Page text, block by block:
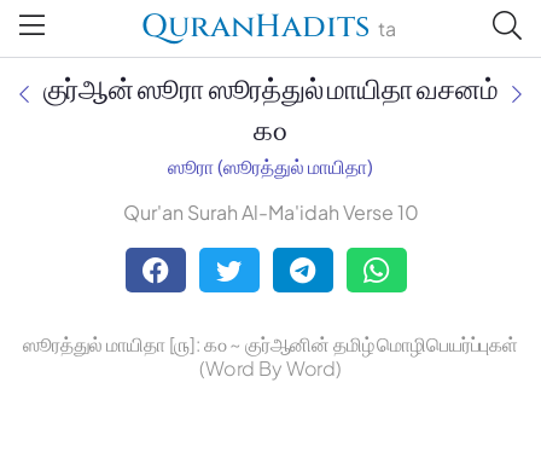
QuranHadits ta
Jan Trust Foundation
Mufti Omar Sheriff Qasimi,
குர்ஆன் ஸூரா ஸூரத்துல் மாயிதா வசனம்
௧௦
ஸூரா (ஸூரத்துல் மாயிதா)
Qur'an Surah Al-Ma'idah Verse 10
ஸூரத்துல் மாயிதா [௫]: ௧௦ ~ குர்ஆனின் தமிழ் மொழிபெயர்ப்புகள்
(Word By Word)